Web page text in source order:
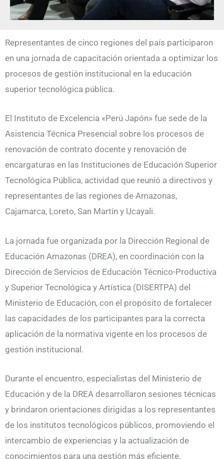
Representantes de cinco regiones del país participaron
en una jornada de capacitación orientada a optimizar los
procesos de gestión institucional en la educación
superior tecnológica pública.
El Instituto de Excelencia «Perú Japón» fue sede de la
Asistencia Técnica Presencial sobre los procesos de
renovación de contrato docente y renovación de
encargaturas en las Instituciones de Educación Superior
Tecnológica Pública, actividad que reunió a directivos y
representantes de las regiones de Amazonas,
Cajamarca, Loreto, San Martín y Ucayali.
La jornada fue organizada por la Dirección Regional de
Educación Amazonas (DREA), en coordinación con la
Dirección de Servicios de Educación Técnico-Productiva
y Superior Tecnológica y Artística (DISERTPA) del
Ministerio de Educación, con el propósito de fortalecer
las capacidades de los participantes para la correcta
aplicación de la normativa vigente en los procesos de
gestión institucional.
Durante el encuentro, especialistas del Ministerio de
Educación y de la DREA desarrollaron sesiones técnicas
y brindaron orientaciones dirigidas a los representantes
de los institutos tecnológicos públicos, promoviendo el
intercambio de experiencias y la actualización de
conocimientos para una gestión más eficiente,